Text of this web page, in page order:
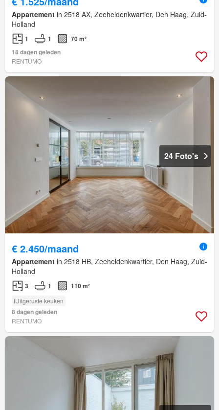
Appartement in 2518 AX, Zeeheldenkwartier, Den Haag, Zuid-
Holland
1 1
70 m²
18 dagen geleden
RENTUMO
24 Foto's
€ 2.450/maand
Appartement in 2518 HB, Zeeheldenkwartier, Den Haag, Zuid-
Holland
3 1 110 m²
IUitgeruste keuken
8 dagen geleden
RENTUMO